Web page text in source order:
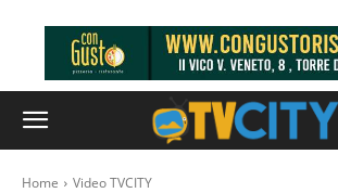
Home Video TVCITY